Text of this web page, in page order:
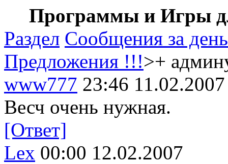
Программы и Игры
Раздел Сообщения за день
Предложения !!!>+
www777 23:46 11.02.2007
Весч очень нужная.
[Ответ]
Lex 00:00 12.02.2007